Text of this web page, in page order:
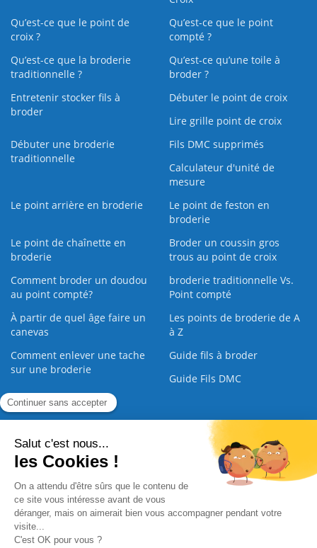
Qu’est-ce que le point de
croix ?
Qu’est-ce que le point
compté ?
Qu’est-ce que la broderie
traditionnelle ?
Qu’est‑ce qu’une toile à
broder ?
Entretenir stocker fils à
broder
Débuter le point de croix
Lire grille point de croix
Débuter une broderie
traditionnelle
Fils DMC supprimés
Calculateur d'unité de
mesure
Le point arrière en broderie
Le point de feston en
broderie
Le point de chaînette en
broderie
Broder un coussin gros
trous au point de croix
Comment broder un doudou
au point compté?
broderie traditionnelle Vs.
Point compté
À partir de quel âge faire un
canevas
Les points de broderie de A
à Z
Comment enlever une tache
sur une broderie
Guide fils à broder
Guide Fils DMC
Guide de la Broderie
Commande Papier Qui sommes nous Nous contacter |
Paiement sécurisé